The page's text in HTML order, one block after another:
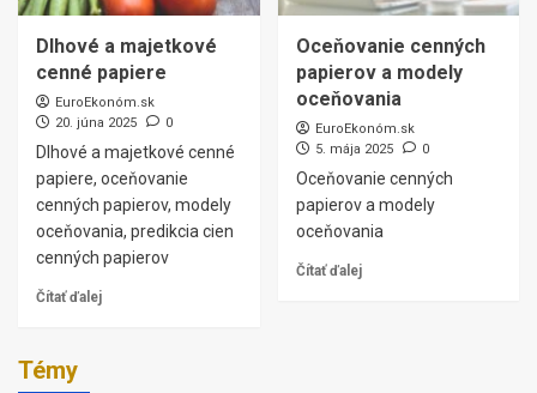
Dlhové a majetkové
cenné papiere
EuroEkonóm.sk
20. júna 2025
0
Dlhové a majetkové cenné
papiere, oceňovanie
cenných papierov, modely
oceňovania, predikcia cien
cenných papierov
Čítať ďalej
Oceňovanie cenných
papierov a modely
oceňovania
EuroEkonóm.sk
5. mája 2025
0
Oceňovanie cenných
papierov a modely
oceňovania
Čítať ďalej
Témy